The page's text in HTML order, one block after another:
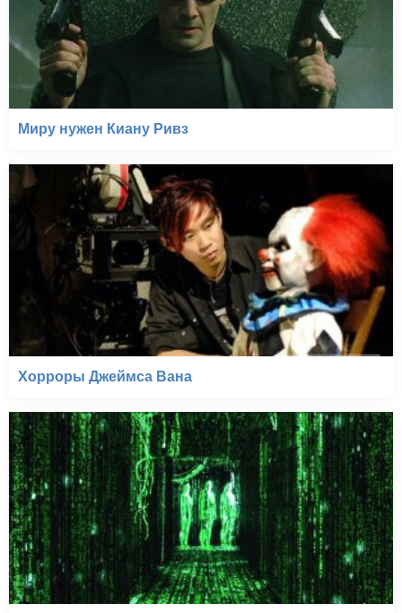
Миру нужен Киану Ривз
Хорроры Джеймса Вана